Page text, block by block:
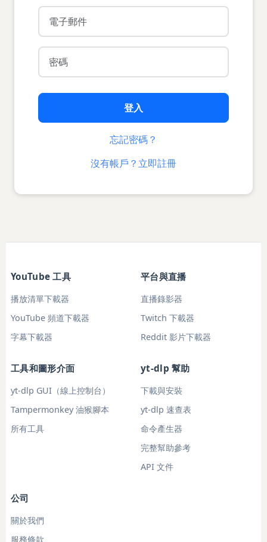
登入
忘記密碼？
沒有帳戶？立即註冊
YouTube 工具
播放清單下載器
YouTube 頻道下載器
字幕下載器
平台與直播
直播錄影器
Twitch 下載器
Reddit 影片下載器
工具和圖形介面
yt-dlp GUI（線上控制台）
Tampermonkey 油猴腳本
所有工具
yt-dlp 幫助
下載與安裝
yt-dlp 速查表
命令產生器
完整幫助參考
API 文件
公司
關於我們
服務條款